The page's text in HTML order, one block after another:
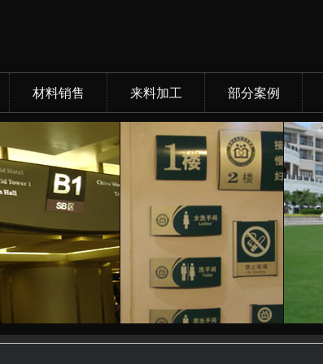
材料销售 来料加工 部分案例